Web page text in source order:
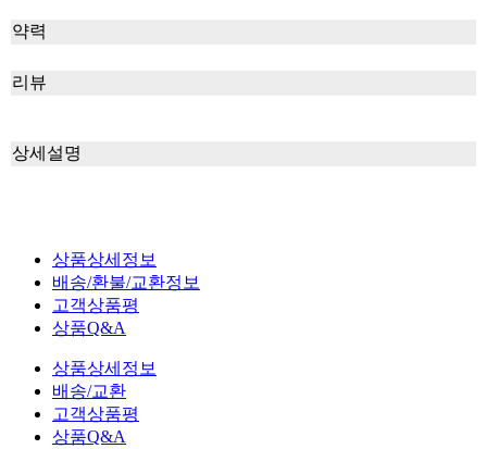
약력
리뷰
상세설명
상품상세정보
배송/환불/교환정보
고객상품평
상품Q&A
상품상세정보
배송/교환
고객상품평
상품Q&A